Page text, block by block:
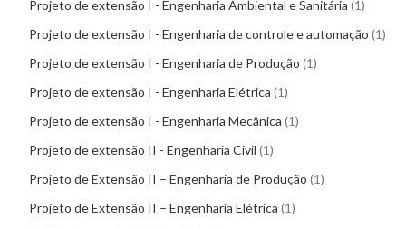
Projeto de extensão I - Engenharia Ambiental e Sanitária 1
Projeto de extensão I - Engenharia de controle e automação 1
Projeto de extensão I - Engenharia de Produção 1
Projeto de extensão I - Engenharia Elétrica 1
Projeto de extensão I - Engenharia Mecânica 1
Projeto de extensão II - Engenharia Civil 1
Projeto de Extensão II – Engenharia de Produção 1
Projeto de Extensão II – Engenharia Elétrica 1